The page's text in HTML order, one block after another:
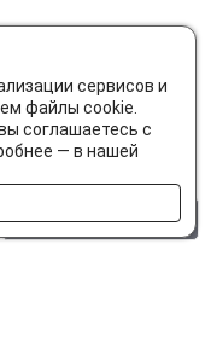
сервисов и
файлы cookie.
соглашаетесь с
— в нашей